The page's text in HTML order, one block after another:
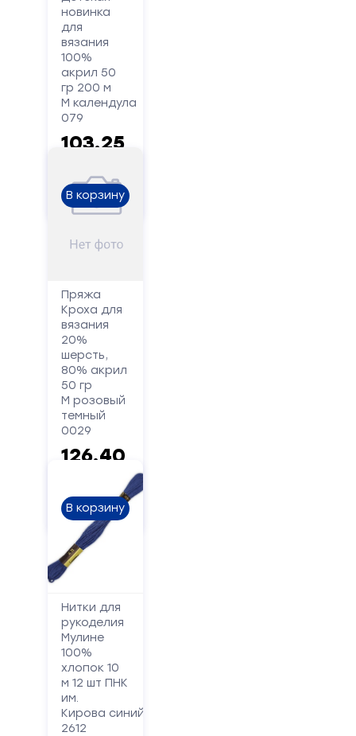
новинка
для
вязания
100%
акрил 50
гр 200 м
М календула
079
103.25
В корзину
Пряжа
Кроха для
вязания
20%
шерсть,
80% акрил
50 гр
М розовый
темный
0029
126.40
В корзину
Нитки для
рукоделия
Мулине
100%
хлопок 10
м 12 шт ПНК
им.
Кирова синий
2612